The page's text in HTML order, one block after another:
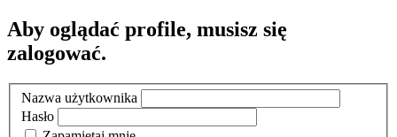
Aby oglądać profile, musisz się
zalogować.
Nazwa użytkownika
Hasło